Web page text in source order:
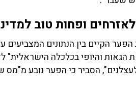
ופחות טוב
הקיים בין הנתונים המצביעים
והיופי בכלכלה הישראלית"
הסביר כי הפער נובע